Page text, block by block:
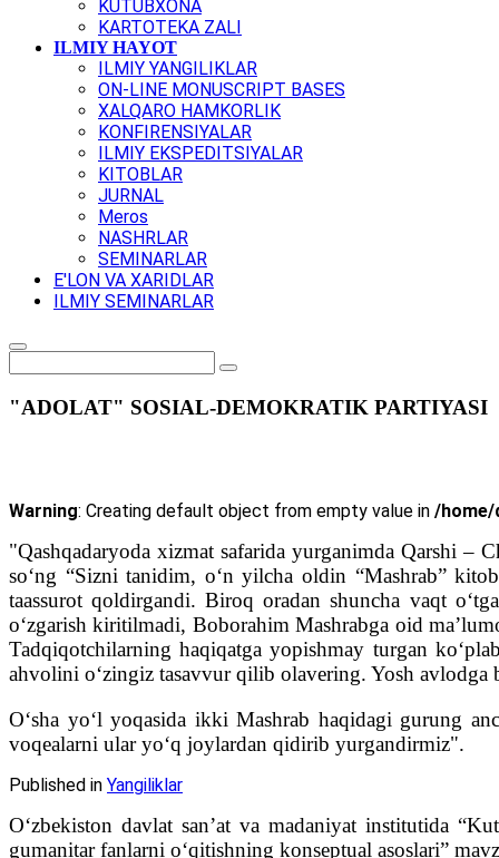
KUTUBXONA
KARTOTEKA ZALI
ILMIY HAYOT
ILMIY YANGILIKLAR
ON-LINE MONUSCRIPT BASES
XALQARO HAMKORLIK
KONFIRENSIYALAR
ILMIY EKSPEDITSIYALAR
KITOBLAR
JURNAL
Meros
NASHRLAR
SEMINARLAR
E'LON VA XARIDLAR
ILMIY SEMINARLAR
"ADOLAT" SOSIAL-DEMOKRATIK PARTIYASI
Warning: Creating default object from empty value in /home/
"Qashqadaryoda xizmat safarida yurganimda Qarshi
so‘ng “Sizni tanidim, o‘n yilcha oldin “Mashrab”
taassurot qoldirgandi. Biroq oradan shuncha vaqt
o‘zgarish kiritilmadi, Boborahim Mashrabga oid
Tadqiqotchilarning haqiqatga yopishmay turgan
ahvolini o‘zingiz tasavvur qilib olavering. Yosh avlodga
O‘sha yo‘l yoqasida ikki Mashrab haqidagi gurung
voqealarni ular yo‘q joylardan qidirib yurgandirmiz".
Published in Yangiliklar
O‘zbekiston davlat san’at va madaniyat institutida
gumanitar fanlarni o‘qitishning konseptual asoslari”